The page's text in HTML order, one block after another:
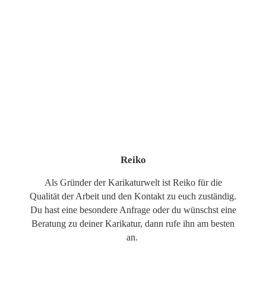
Reiko
Als Gründer der Karikaturwelt ist Reiko für die
Qualität der Arbeit und den Kontakt zu euch zuständig.
Du hast eine besondere Anfrage oder du wünschst eine
Beratung zu deiner Karikatur, dann rufe ihn am besten
an.